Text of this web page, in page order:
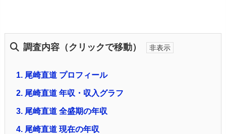
調査内容（クリックで移動）
1. 尾崎直道 プロフィール
2. 尾崎直道 年収・収入グラフ
3. 尾崎直道 全盛期の年収
4. 尾崎直道 現在の年収